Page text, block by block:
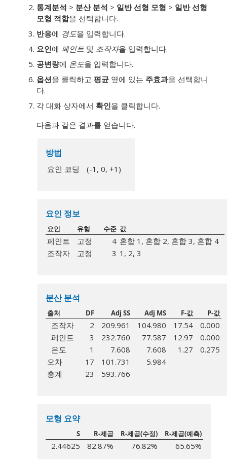
통계분석 > 분산 분석 > 일반 선형 모형 > 일반 선형
모형 적합을 선택합니다.
반응에 경도을 입력합니다.
요인에 페인트 및 조작자을 입력합니다.
공변량에 온도을 입력합니다.
옵션을 클릭하고 평균 옆에 있는 주효과을 선택합니
다.
각 대화 상자에서 확인을 클릭합니다.
다음과 같은 결과를 얻습니다.
방법
요인 코딩 (-1, 0, +1)
요인 정보
요인 유형 수준 값
페인트 고정 4 혼합 1, 혼합 2, 혼합 3, 혼합 4
조작자
고정 3 1, 2, 3
분산 분석
출처 DF Adj SS Adj MS F-값 P-값
조작자 2 209.961 104.980 17.54
0.000
페인트
3 232.760 77.587 12.97
0.000
온도
1 7.608 7.608 1.27
0.275
오차
17 101.731
5.984
총계
23 593.766
모형 요약
S R-제곱 R-제곱(수정) R-제곱(예측)
2.44625 82.87% 76.82% 65.65%